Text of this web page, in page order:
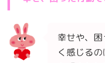
幸せや、
く感じる